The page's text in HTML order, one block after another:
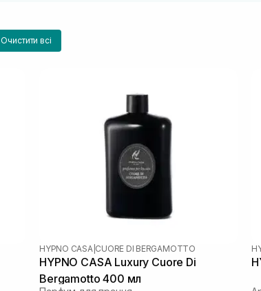
Очистити всі
HYPNO CASA CUORE DI BERGAMOTTO
HYPNO CASA Luxury Cuore Di
Bergamotto 400 мл